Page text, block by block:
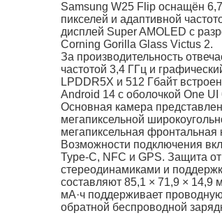
Samsung W25 Flip оснащён
пикселей и адаптивной
дисплей Super AMOLED с
Corning Gorilla Glass Victus 2.
За производительность
частотой 3,4 ГГц и
LPDDR5X и 512 Гбайт
Android 14 с оболочкой One
Основная камера
мегапиксельной
мегапиксельная
Возможности подключения
Type-C, NFC и GPS. Защита
стереодинамиками и
составляют 85,1 × 71,9 ×
мА·ч поддерживает
обратной беспроводной